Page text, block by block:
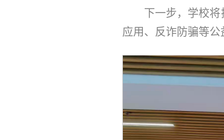
下一步，学校
应用、反诈防骗等公